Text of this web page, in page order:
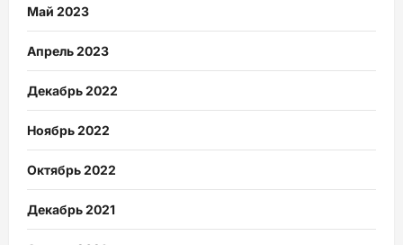
Май 2023
Апрель 2023
Декабрь 2022
Ноябрь 2022
Октябрь 2022
Декабрь 2021